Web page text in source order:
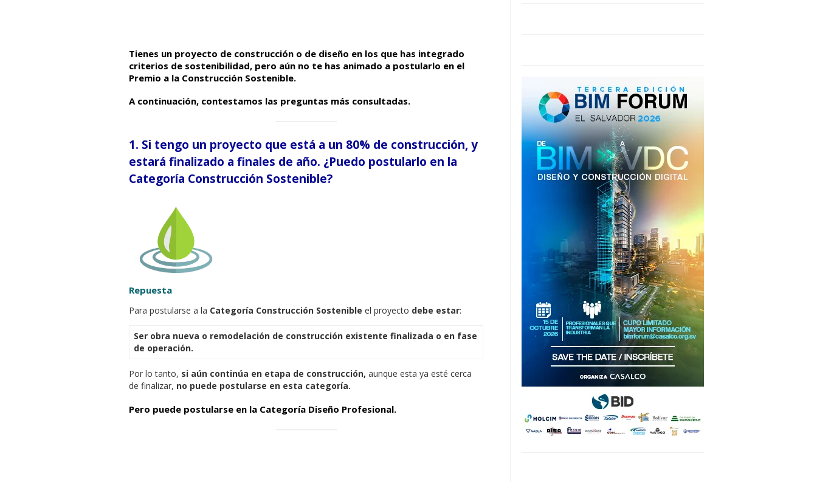
Tienes un proyecto de construcción o de diseño en los que has integrado
criterios de sostenibilidad, pero aún no te has animado a postularlo en el
Premio a la Construcción Sostenible.
A continuación, contestamos las preguntas más consultadas.
1. Si tengo un proyecto que está a un 80% de construcción, y
estará finalizado a finales de año. ¿Puedo postularlo en la
Categoría Construcción Sostenible?
Repuesta
Para postularse a la Categoría Construcción Sostenible el proyecto debe estar:
Ser obra nueva o remodelación de construcción existente finalizada o en fase
de operación.
Por lo tanto, si aún continúa en etapa de construcción, aunque esta ya esté cerca
de finalizar, no puede postularse en esta categoría.
Pero puede postularse en la Categoría Diseño Profesional.